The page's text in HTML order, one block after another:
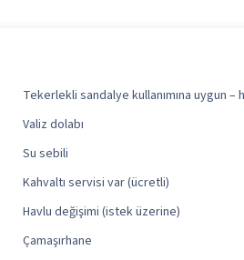
Tekerlekli sandalye kullanımına uygun –
Valiz dolabı
Su sebili
Kahvaltı servisi var (ücretli)
Havlu değişimi (istek üzerine)
Çamaşırhane